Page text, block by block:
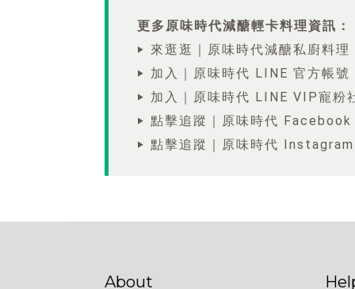
更多原味時代減醣輕卡料理資訊：
‣ 來逛逛｜原味時代減醣私廚料理
‣ 加入｜原味時代 LINE 官方帳號
‣ 加入｜原味時代 LINE VIP寵粉
‣ 點擊追蹤｜原味時代 Facebook
‣ 點擊追蹤｜原味時代 Instagram
About